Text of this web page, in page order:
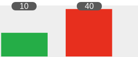
10 40